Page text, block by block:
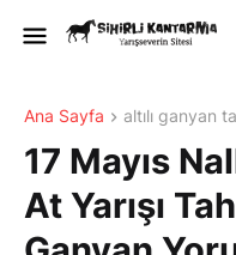
Ana Sayfa altılı ganyan
17 Mayıs
At Yarışı